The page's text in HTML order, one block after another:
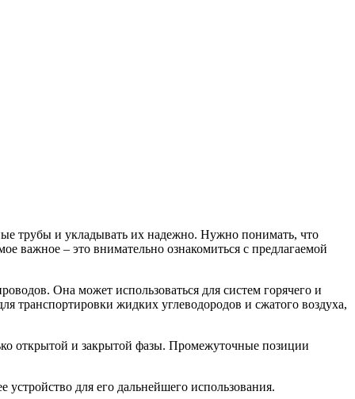
трубы и укладывать их надежно. Нужно понимать, что
важное – это внимательно ознакомиться с предлагаемой
Она может использоваться для систем горячего и
транспортировки жидких углеводородов и сжатого воздуха,
открытой и закрытой фазы. Промежуточные позиции
для его дальнейшего использования.